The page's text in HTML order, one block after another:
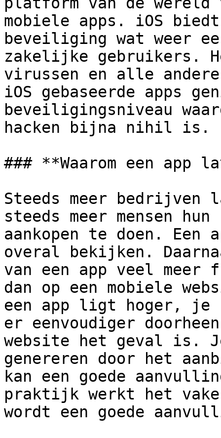
mobiele apps. iOS biedt
beveiliging wat weer
zakelijke gebruikers.
virussen en alle
iOS gebaseerde apps
beveiligingsniveau
hacken bijna nihil is.
### **Waarom een app
Steeds meer bedrijven
steeds meer mensen
aankopen te doen.
overal bekijken.
van een app veel
dan op een mobiele
een app ligt hoger, je
er eenvoudiger
website het geval is.
genereren door het
kan een goede
praktijk werkt het
wordt een goede